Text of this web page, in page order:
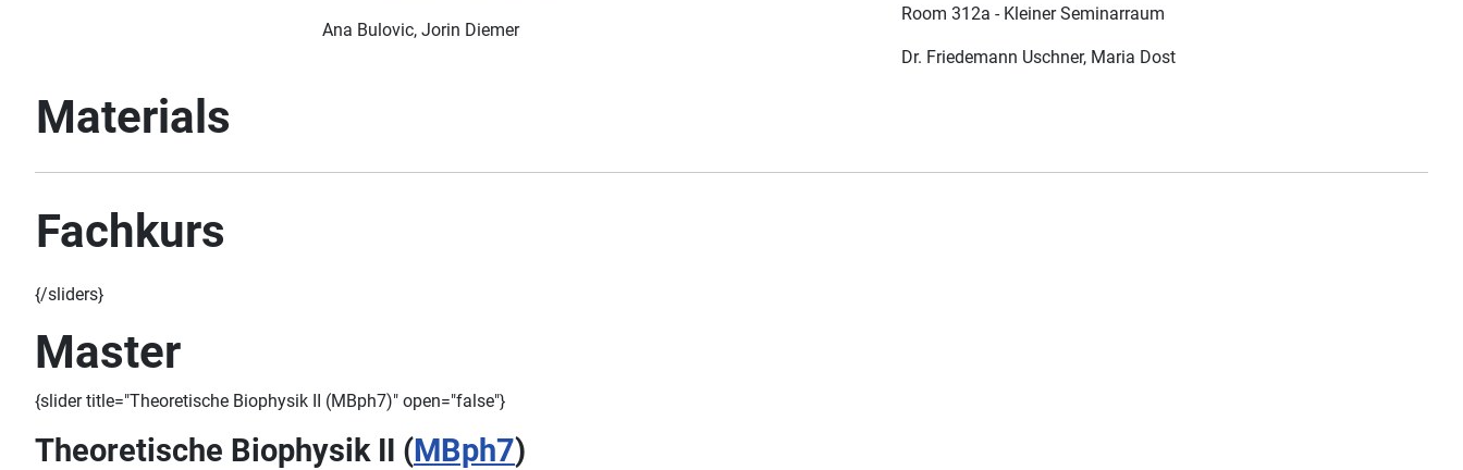
Ana Bulovic, Jorin Diemer
Room 312a - Kleiner Seminarraum
Dr. Friedemann Uschner, Maria Dost
Materials
Fachkurs
{/sliders}
Master
{slider title="Theoretische Biophysik II (MBph7)" open="false"}
Theoretische Biophysik II (MBph7)